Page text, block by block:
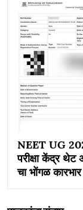
NEET UG
परीक्षा केंद्र थेट
चा भोंगळ